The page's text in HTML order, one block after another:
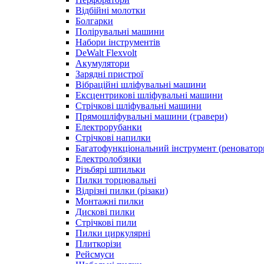
Відбійні молотки
Болгарки
Полірувальні машини
Набори інструментів
DeWalt Flexvolt
Акумулятори
Зарядні пристрої
Вібраційні шліфувальні машини
Ексцентрикові шліфувальні машини
Стрічкові шліфувальні машини
Прямошліфувальні машини (гравери)
Електрорубанки
Стрічкові напилки
Багатофункціональний інструмент
Електролобзики
Різьбярі шпильки
Пилки торцювальні
Відрізні пилки (різаки)
Монтажні пилки
Дискові пилки
Стрічкові пили
Пилки циркулярні
Плиткорізи
Рейсмуси